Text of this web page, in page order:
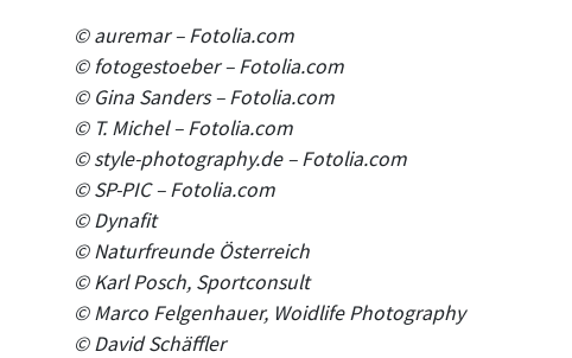
© auremar – Fotolia.com
© fotogestoeber – Fotolia.com
© Gina Sanders – Fotolia.com
© T. Michel – Fotolia.com
© style-photography.de – Fotolia.com
© SP-PIC – Fotolia.com
©Dynafit
©Naturfreunde Österreich
©Karl Posch, Sportconsult
© Marco Felgenhauer, Woidlife Photography
©David Schäffler